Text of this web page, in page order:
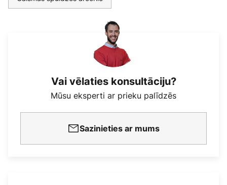
Vai vēlaties konsultāciju?
Mūsu eksperti ar prieku palīdzēs
Sazinieties ar mums